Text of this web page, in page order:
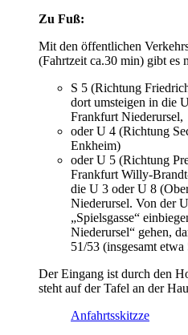
Zu Fuß:
Mit den öffentlichen
(Fahrtzeit ca.30 min) gibt es
S 5 (Richtung
dort umsteigen in die
Frankfurt Niederursel,
oder U 4 (Richtung
Enkheim)
oder U 5 (Richtung
Frankfurt Willy-
die U 3 oder U 8
Niederursel. Von der
„Spielsgasse“
Niederursel“ gehen,
51/53 (insgesamt
Der Eingang ist durch den
steht auf der Tafel an der
Anfahrtsskitzze